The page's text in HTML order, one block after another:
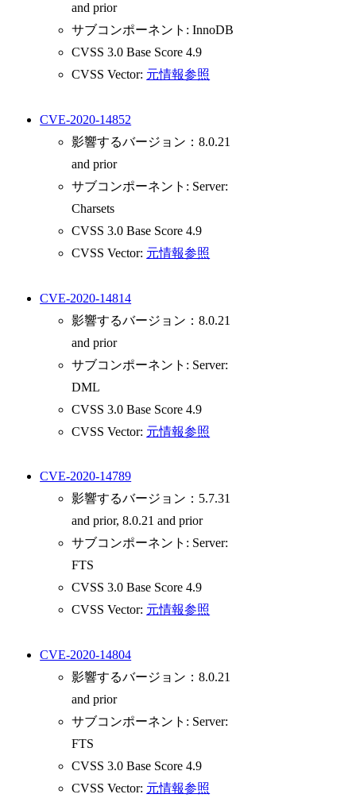
and prior
サブコンポーネント: InnoDB
CVSS 3.0 Base Score 4.9
CVSS Vector: 元情報参照
CVE-2020-14852
影響するバージョン：8.0.21
and prior
サブコンポーネント: Server:
Charsets
CVSS 3.0 Base Score 4.9
CVSS Vector: 元情報参照
CVE-2020-14814
影響するバージョン：8.0.21
and prior
サブコンポーネント: Server:
DML
CVSS 3.0 Base Score 4.9
CVSS Vector: 元情報参照
CVE-2020-14789
影響するバージョン：5.7.31
and prior, 8.0.21 and prior
サブコンポーネント: Server:
FTS
CVSS 3.0 Base Score 4.9
CVSS Vector: 元情報参照
CVE-2020-14804
影響するバージョン：8.0.21
and prior
サブコンポーネント: Server:
FTS
CVSS 3.0 Base Score 4.9
CVSS Vector: 元情報参照